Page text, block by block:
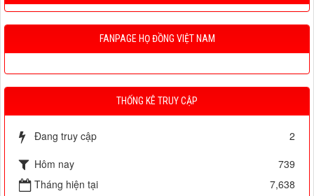
FANPAGE HỌ ĐỒNG VIỆT NAM
THỐNG KÊ TRUY CẬP
Đang truy cập
2
Hôm nay
739
Tháng hiện tại
7,638